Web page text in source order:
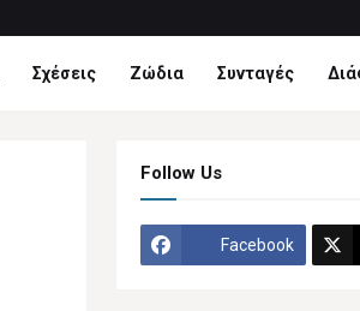
Σχέσεις Ζώδια Συνταγές
Follow Us
Facebook